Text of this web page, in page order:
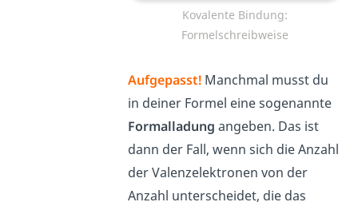
Kovalente Bindung:
Formelschreibweise
Aufgepasst!Manchmal musst du
in deiner Formel eine sogenannte
Formalladung angeben. Das ist
dann der Fall, wenn sich die Anzahl
der Valenzelektronen von der
Anzahl unterscheidet, die das